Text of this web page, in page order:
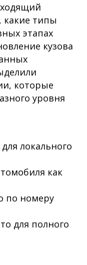
какие типы
этапах
кузова
которые
уровня
локального
как
по номеру
для полного